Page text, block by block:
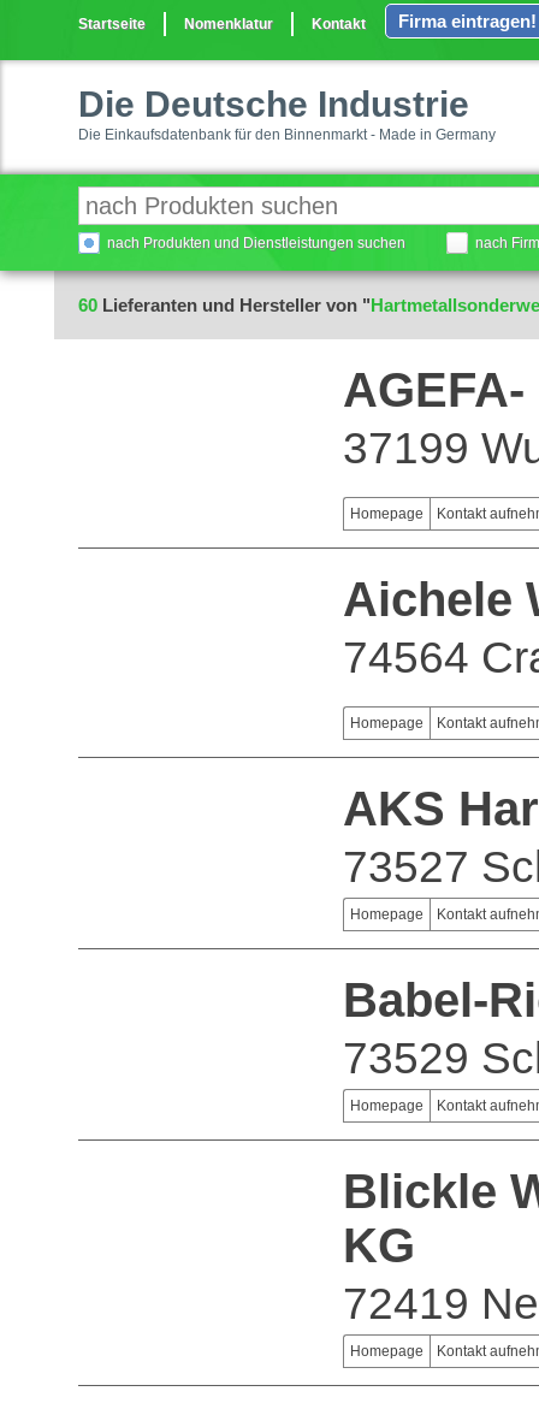
Startseite Nomenklatur Kontakt Firma eintragen!
Die Deutsche Industrie
Die Einkaufsdatenbank für den Binnenmarkt - Made in Germany
nach Produkten und Dienstleistungen suchen nach
60 Lieferanten und Hersteller von "
37199
Homepage Kontakt
Aichele
74564
Homepage Kontakt
AKS
73527
Homepage Kontakt
Babel-
73529
Homepage Kontakt
Blickle
KG
72419
Homepage Kontakt